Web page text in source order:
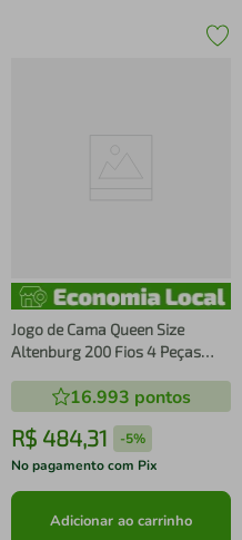
Jogo de Cama Queen Size
Altenburg 200 Fios 4 Peças
16.993 pontos
R$ 484,31 -5%
No pagamento com Pix
Adicionar ao carrinho